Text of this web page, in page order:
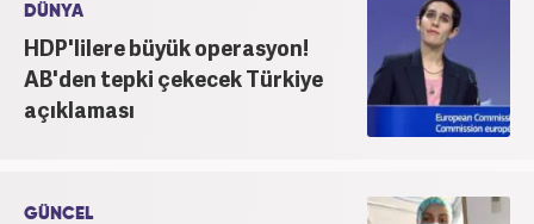
DÜNYA
HDP'lilere büyük operasyon!
AB'den tepki çekecek Türkiye
açıklaması
GÜNCEL